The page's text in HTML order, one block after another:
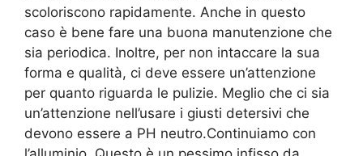
scoloriscono rapidamente. Anche in questo
caso è bene fare una buona manutenzione che
sia periodica. Inoltre, per non intaccare la sua
forma e qualità, ci deve essere un’attenzione
per quanto riguarda le pulizie. Meglio che ci sia
un’attenzione nell’usare i giusti detersivi che
devono essere a PH neutro.Continuiamo con